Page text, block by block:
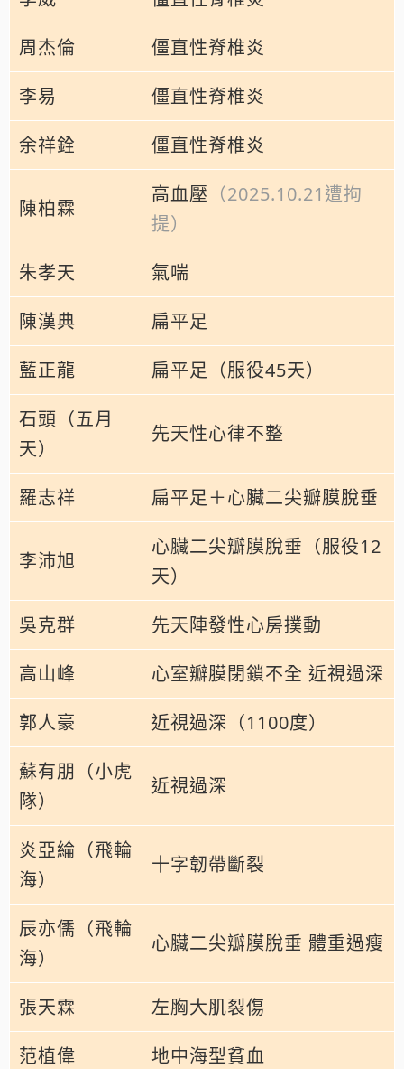
周杰倫
僵直性脊椎炎
李易
僵直性脊椎炎
余祥銓
僵直性脊椎炎
陳柏霖
高血壓 （2025.10.21遭拘
提）
朱孝天
氣喘
陳漢典
扁平足
藍正龍
扁平足（服役45天）
石頭（五月
天）
先天性心律不整
羅志祥 扁平足＋心臟二尖瓣膜脫垂
李沛旭
心臟二尖瓣膜脫垂（服役12
天）
吳克群
先天陣發性心房撲動
高山峰
心室瓣膜閉鎖不全 近視過深
郭人豪
近視過深（1100度）
蘇有朋（小虎
隊）
近視過深
炎亞綸（飛輪
海）
十字韌帶斷裂
辰亦儒（飛輪
海）
心臟二尖瓣膜脫垂 體重過瘦
張天霖
左胸大肌裂傷
范植偉
地中海型貧血